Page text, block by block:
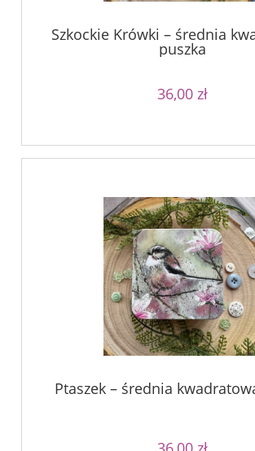
Szkockie Krówki – średnia
puszka
36,00 zł
Ptaszek – średnia